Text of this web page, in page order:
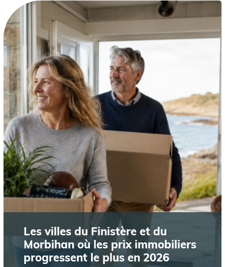
Les villes du Finistère et du
Morbihan où les prix immobiliers
progressent le plus en 2026